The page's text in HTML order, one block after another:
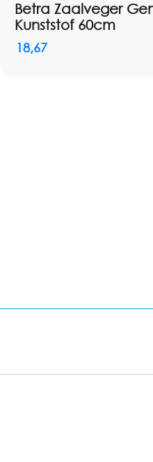
Betra Zaalveger
Kunststof 60cm
18,67